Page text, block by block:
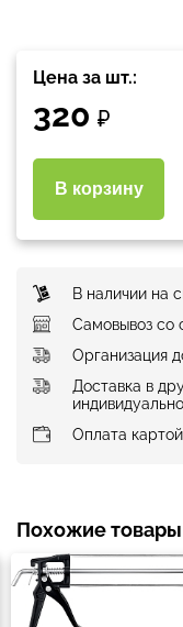
Цена за шт.:
320 ₽
В корзину
В наличии на
Самовывоз со
Организация
Доставка в
индивидуально
Оплата
Похожие товары